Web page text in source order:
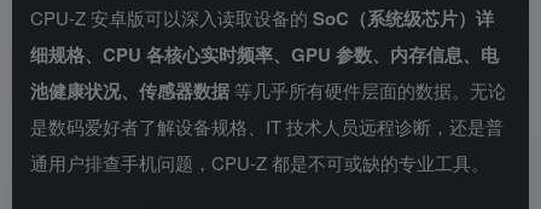
CPU-Z 安卓版可以深入读取设备的 SoC（系统级芯片）详
细规格、CPU 各核心实时频率、GPU 参数、内存信息、电
池健康状况、传感器数据等几乎所有硬件层面的数据。无论
是数码爱好者了解设备规格、IT 技术人员远程诊断，还是普
通用户排查手机问题，CPU-Z 都是不可或缺的专业工具。